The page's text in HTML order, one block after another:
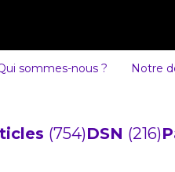
sommes-nous ? Notre
(754)DSN (216)